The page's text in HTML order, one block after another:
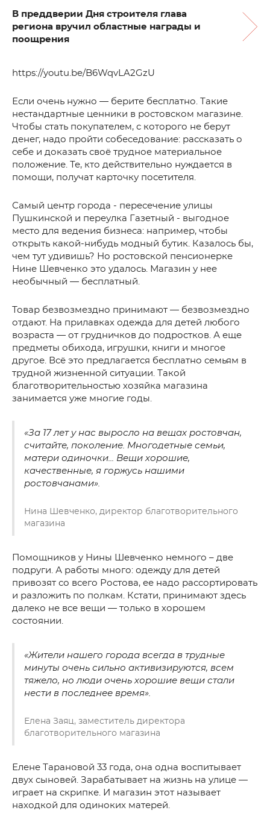
В преддверии Дня строителя глава
региона вручил областные награды и
поощрения
https://youtu.be/B6WqvLA2GzU
Если очень нужно — берите бесплатно. Такие
нестандартные ценники в ростовском магазине.
Чтобы стать покупателем, с которого не берут
денег, надо пройти собеседование: рассказать о
себе и доказать своё трудное материальное
положение. Те, кто действительно нуждается в
помощи, получат карточку посетителя.
Самый центр города - пересечение улицы
Пушкинской и переулка Газетный - выгодное
место для ведения бизнеса: например, чтобы
открыть какой-нибудь модный бутик. Казалось бы,
чем тут удивишь? Но ростовской пенсионерке
Нине Шевченко это удалось. Магазин у нее
необычный — бесплатный.
Товар безвозмездно принимают — безвозмездно
отдают. На прилавках одежда для детей любого
возраста — от грудничков до подростков. А еще
предметы обихода, игрушки, книги и многое
другое. Всё это предлагается бесплатно семьям в
трудной жизненной ситуации. Такой
благотворительностью хозяйка магазина
занимается уже многие годы.
«За 17 лет у нас выросло на вещах ростовчан,
считайте, поколение. Многодетные семьи,
матери одиночки... Вещи хорошие,
качественные, я горжусь нашими
ростовчанами».
Нина Шевченко, директор благотворительного
магазина
Помощников у Нины Шевченко немного – две
подруги. А работы много: одежду для детей
привозят со всего Ростова, ее надо рассортировать
и разложить по полкам. Кстати, принимают здесь
далеко не все вещи — только в хорошем
состоянии.
«Жители нашего города всегда в трудные
минуты очень сильно активизируются, всем
тяжело, но люди очень хорошие вещи стали
нести в последнее время».
Елена Заяц, заместитель директора
благотворительного магазина
Елене Тарановой 33 года, она одна воспитывает
двух сыновей. Зарабатывает на жизнь на улице —
играет на скрипке. И магазин этот называет
находкой для одиноких матерей.